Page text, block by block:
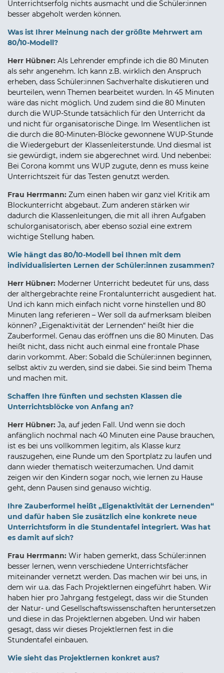
Unterrichtserfolg nichts ausmacht und die Schüler:innen
besser abgeholt werden können.
Was ist Ihrer Meinung nach der größte Mehrwert am
80/10-Modell?
Herr Hübner: Als Lehrender empfinde ich die 80 Minuten
als sehr angenehm. Ich kann z.B. wirklich den Anspruch
erheben, dass Schüler:innen Sachverhalte diskutieren und
beurteilen, wenn Themen bearbeitet wurden. In 45 Minuten
wäre das nicht möglich. Und zudem sind die 80 Minuten
durch die WUP-Stunde tatsächlich für den Unterricht da
und nicht für organisatorische Dinge. Im Wesentlichen ist
die durch die 80-Minuten-Blöcke gewonnene WUP-Stunde
die Wiedergeburt der Klassenleiterstunde. Und diesmal ist
sie gewürdigt, indem sie abgerechnet wird. Und nebenbei:
Bei Corona kommt uns WUP zugute, denn es muss keine
Unterrichtszeit für das Testen genutzt werden.
Frau Herrmann: Zum einen haben wir ganz viel Kritik am
Blockunterricht abgebaut. Zum anderen stärken wir
dadurch die Klassenleitungen, die mit all ihren Aufgaben
schulorganisatorisch, aber ebenso sozial eine extrem
wichtige Stellung haben.
Wie hängt das 80/10-Modell bei Ihnen mit dem
individualisierten Lernen der Schüler:innen zusammen?
Herr Hübner: Moderner Unterricht bedeutet für uns, dass
der althergebrachte reine Frontalunterricht ausgedient hat.
Und ich kann mich einfach nicht vorne hinstellen und 80
Minuten lang referieren – Wer soll da aufmerksam bleiben
können? „Eigenaktivität der Lernenden“ heißt hier die
Zauberformel. Genau das eröffnen uns die 80 Minuten. Das
heißt nicht, dass nicht auch einmal eine frontale Phase
darin vorkommt. Aber: Sobald die Schüler:innen beginnen,
selbst aktiv zu werden, sind sie dabei. Sie sind beim Thema
und machen mit.
Schaffen Ihre fünften und sechsten Klassen die
Unterrichtsblöcke von Anfang an?
Herr Hübner: Ja, auf jeden Fall. Und wenn sie doch
anfänglich nochmal nach 40 Minuten eine Pause brauchen,
ist es bei uns vollkommen legitim, als Klasse kurz
rauszugehen, eine Runde um den Sportplatz zu laufen und
dann wieder thematisch weiterzumachen. Und damit
zeigen wir den Kindern sogar noch, wie lernen zu Hause
geht, denn Pausen sind genauso wichtig.
Ihre Zauberformel heißt „Eigenaktivität der Lernenden“
und dafür haben Sie zusätzlich eine konkrete neue
Unterrichtsform in die Stundentafel integriert. Was hat
es damit auf sich?
Frau Herrmann: Wir haben gemerkt, dass Schüler:innen
besser lernen, wenn verschiedene Unterrichtsfächer
miteinander vernetzt werden. Das machen wir bei uns, in
dem wir u.a. das Fach Projektlernen eingeführt haben. Wir
haben hier pro Jahrgang festgelegt, dass wir die Stunden
der Natur- und Gesellschaftswissenschaften heruntersetzen
und diese in das Projektlernen abgeben. Und wir haben
gesagt, dass wir dieses Projektlernen fest in die
Stundentafel einbauen.
Wie sieht das Projektlernen konkret aus?